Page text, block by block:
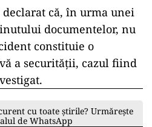
că, în urma unei
documentelor, nu
constituie o
a securității, cazul fiind
cu toate știrile? Urmărește
de WhatsApp